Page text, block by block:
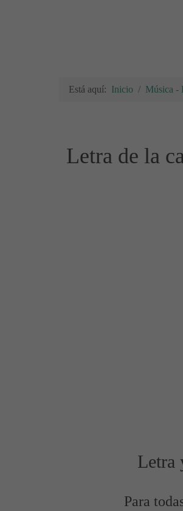
Está aquí: Inicio Música -
Letra de la
Letra
Para